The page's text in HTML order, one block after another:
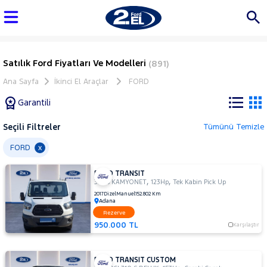
Satılık Ford Fiyatları Ve Modelleri (891)
Ana Sayfa İkinci El Araçlar FORD
Garantili
Tüm
Araçlar
AUDI
BMC
BMW
BYD
Seçili Filtreler Tümünü Temizle
FORD x
FORD TRANSIT
330S KAMYONET,123Hp,Tek Kabin Pick Up
2017DizelManuel152.802 Km
Adana
950.000 TL Karşılaştır
Rezerve
FORD TRANSIT CUSTOM